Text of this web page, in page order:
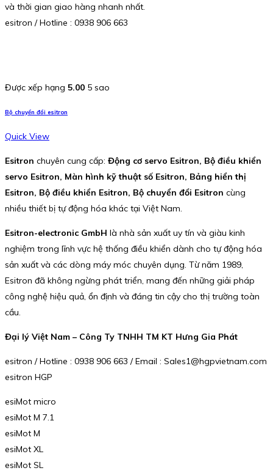
và thời gian giao hàng nhanh nhất.
esitron / Hotline : 0938 906 663
Được xếp hạng 5.00 5 sao
Bộ chuyển đổi esitron
Quick View
Esitron chuyên cung cấp: Động cơ servo Esitron, Bộ điều khiển
servo Esitron, Màn hình kỹ thuật số Esitron, Bảng hiển thị
Esitron, Bộ điều khiển Esitron, Bộ chuyển đổi Esitron cùng
nhiều thiết bị tự động hóa khác tại Việt Nam.
Esitron-electronic GmbH là nhà sản xuất uy tín và giàu kinh
nghiệm trong lĩnh vực hệ thống điều khiển dành cho tự động hóa
sản xuất và các dòng máy móc chuyên dụng. Từ năm 1989,
Esitron đã không ngừng phát triển, mang đến những giải pháp
công nghệ hiệu quả, ổn định và đáng tin cậy cho thị trường toàn
cầu.
Đại lý Việt Nam – Công Ty TNHH TM KT Hưng Gia Phát
esitron / Hotline : 0938 906 663 / Email : Sales1@hgpvietnam.com
esitron HGP
esiMot micro
esiMot M 7.1
esiMot M
esiMot XL
esiMot SL